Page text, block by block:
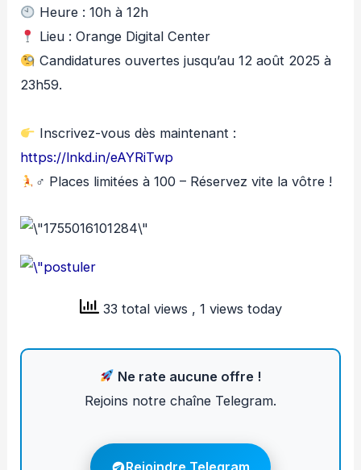
Heure : 10h à 12h
Lieu : Orange Digital Center
Candidatures ouvertes jusqu’au 12 août 2025 à
23h59.
Inscrivez-vous dès maintenant :
https://lnkd.in/eAYRiTwp
‍♂ Places limitées à 100 – Réservez vite la vôtre !
33 total views , 1 views today
Ne rate aucune offre !
Rejoins notre chaîne Telegram.